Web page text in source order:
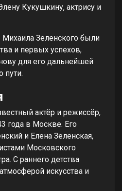
Кукушкину, актрису и
Зеленского были
и первых успехов,
для его дальнейшей
пути.
актёр и режиссёр,
года в Москве. Его
и Елена Зеленская,
Московского
С раннего детства
искусства и